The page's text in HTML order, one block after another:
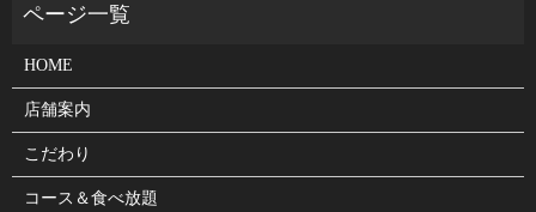
HOME
店舗案内
こだわり
コース＆食べ放題